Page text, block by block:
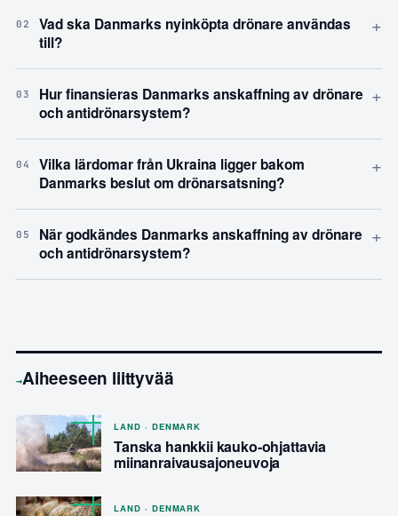
02
Vad ska Danmarks nyinköpta drönare användas
till?
+
03
Hur finansieras Danmarks anskaffning av drönare
och antidrönarsystem?
+
04
Vilka lärdomar från Ukraina ligger bakom
Danmarks beslut om drönarsatsning?
+
05
När godkändes Danmarks anskaffning av drönare
och antidrönarsystem?
+
→Aiheeseen liittyvää
LAND · DENMARK
Tanska hankkii kauko-ohjattavia
miinanraivausajoneuvoja
LAND · DENMARK